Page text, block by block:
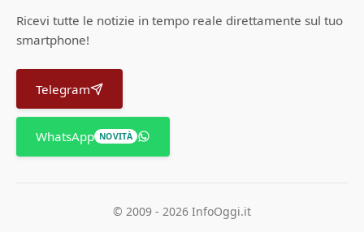
Ricevi tutte le notizie in tempo reale direttamente sul tuo
smartphone!
Telegram
WhatsApp NOVITÀ
© 2009 - 2026 InfoOggi.it